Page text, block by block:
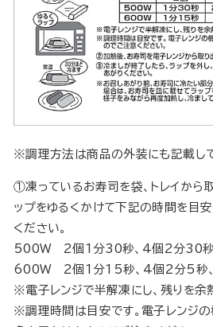
※調理方法は商品の外装にも記載して
①凍っているお寿司を袋、トレイから
ップをゆるくかけて下記の時間を目
ください。
500W 2個1分30秒、4個2分30秒
600W 2個1分15秒、4個2分5秒
※電子レンジで半解凍にし、残りを余
※調理時間は目安です。電子レンジ